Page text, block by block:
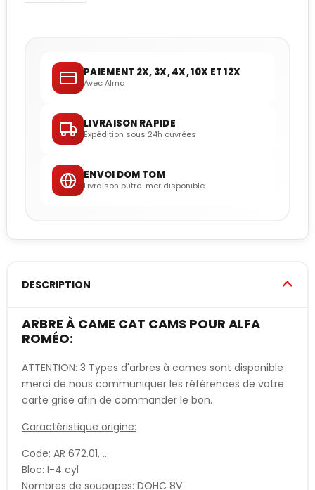
PAIEMENT 2X, 3X, 4X, 10X ET 12X
Avec Alma
LIVRAISON RAPIDE
Expédition sous 24h ouvrées
ENVOI DOM TOM
Livraison outre-mer disponible
DESCRIPTION
ARBRE À CAME CAT CAMS POUR ALFA
ROMÉO:
ATTENTION: 3 Types d'arbres à cames sont disponible
merci de nous communiquer les références de votre
carte grise afin de commander le bon.
Caractéristique origine:
Code: AR 672.01, ...
Bloc: I-4 cyl
Nombres de soupapes: DOHC 8V